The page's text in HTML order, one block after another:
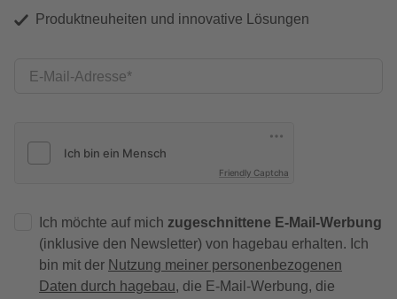
Produktneuheiten und innovative Lösungen
E-Mail-Adresse
Friendly Captcha
Ich möchte auf mich zugeschnittene E-Mail-Werbung
(inklusive den Newsletter) von hagebau erhalten. Ich
bin mit der Nutzung meiner personenbezogenen
Daten durch hagebau, die E-Mail-Werbung, die